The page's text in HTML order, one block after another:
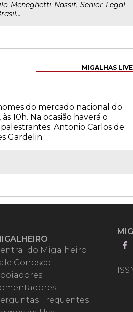
Meneghetti Nassif, Senior Legal
MIGALHAS LIVE
do mercado nacional do
10h. Na ocasião haverá o
Antonio Carlos de
Gardelin.
do Migalheiro
Conosco
Frequentes